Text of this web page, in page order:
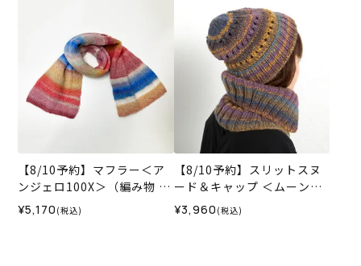
【8/10予約】マフラー＜ア
ンジェロ100X＞（編み物 材
料セット）
¥5,170 (税込)
【8/10予約】スリットスヌ
ード＆キャップ ＜ムーンラ
イトキッス07L＞（編み物
材料セット）
¥3,960 (税込)